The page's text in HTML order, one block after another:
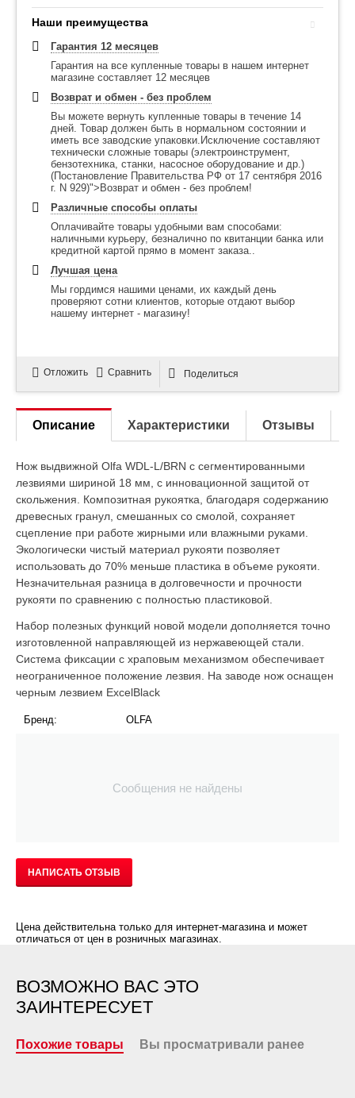
Наши преимущества
Гарантия 12 месяцев
Гарантия на все купленные товары в нашем интернет
магазине составляет 12 месяцев
Возврат и обмен - без проблем
Вы можете вернуть купленные товары в течение 14
дней. Товар должен быть в нормальном состоянии и
иметь все заводские упаковки.Исключение составляют
технически сложные товары (электроинструмент,
бензотехника, станки, насосное оборудование и др.)
(Постановление Правительства РФ от 17 сентября 2016
г. N 929)">Возврат и обмен - без проблем!
Различные способы оплаты
Оплачивайте товары удобными вам способами:
наличными курьеру, безналично по квитанции банка или
кредитной картой прямо в момент заказа..
Лучшая цена
Мы гордимся нашими ценами, их каждый день
проверяют сотни клиентов, которые отдают выбор
нашему интернет - магазину!
Отложить Сравнить Поделиться
Описание Характеристики Отзывы
Нож выдвижной Olfa WDL-L/BRN с сегментированными
лезвиями шириной 18 мм, с инновационной защитой от
скольжения. Композитная рукоятка, благодаря содержанию
древесных гранул, смешанных со смолой, сохраняет
сцепление при работе жирными или влажными руками.
Экологически чистый материал рукояти позволяет
использовать до 70% меньше пластика в объеме рукояти.
Незначительная разница в долговечности и прочности
рукояти по сравнению с полностью пластиковой.
Набор полезных функций новой модели дополняется точно
изготовленной направляющей из нержавеющей стали.
Система фиксации с храповым механизмом обеспечивает
неограниченное положение лезвия. На заводе нож оснащен
черным лезвием ExcelBlack
Бренд: OLFA
Сообщения не найдены
НАПИСАТЬ ОТЗЫВ
Цена действительна только для интернет-магазина и может
отличаться от цен в розничных магазинах.
ВОЗМОЖНО ВАС ЭТО
ЗАИНТЕРЕСУЕТ
Похожие товары Вы просматривали ранее